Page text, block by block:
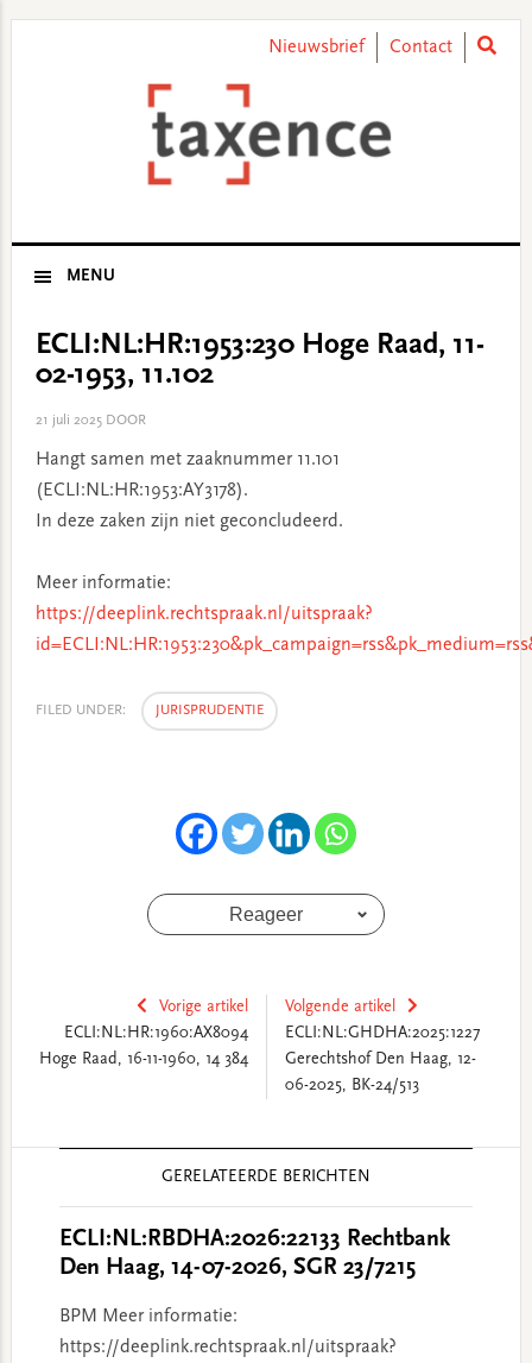
Nieuwsbrief Contact
MENU
ECLI:NL:HR:1953:230 Hoge Raad, 11-
02-1953, 11.102
21 juli 2025DOOR
Hangt samen met zaaknummer 11.101
(ECLI:NL:HR:1953:AY3178).
In deze zaken zijn niet geconcludeerd.
Meer informatie:
https://deeplink.rechtspraak.nl/uitspraak?
FILED UNDER: JURISPRUDENTIE
Reageer
Vorige artikel
ECLI:NL:HR:1960:AX8094
Hoge Raad, 16-11-1960, 14 384
Volgende artikel
ECLI:NL:GHDHA:2025:1227
Gerechtshof Den Haag, 12-
06-2025, BK-24/513
GERELATEERDE BERICHTEN
ECLI:NL:RBDHA:2026:22133 Rechtbank
Den Haag, 14-07-2026, SGR 23/7215
BPM Meer informatie:
https://deeplink.rechtspraak.nl/uitspraak?